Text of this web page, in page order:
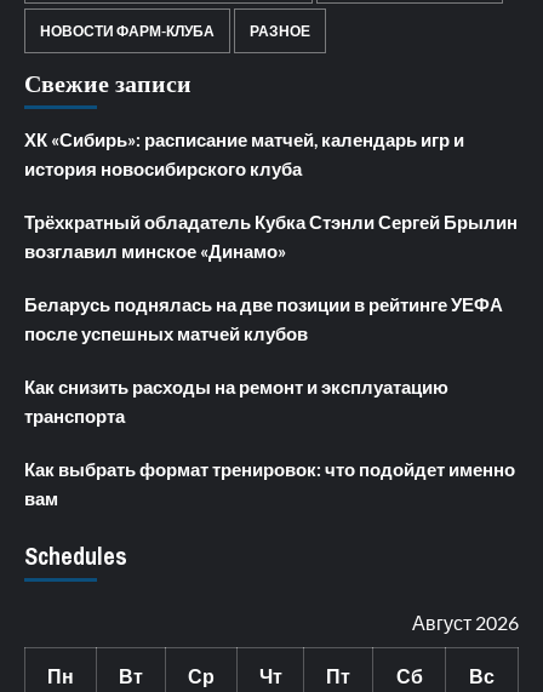
НОВОСТИ ФАРМ-КЛУБА РАЗНОЕ
Свежие записи
ХК «Сибирь»: расписание матчей, календарь игр и
история новосибирского клуба
Трёхкратный обладатель Кубка Стэнли Сергей Брылин
возглавил минское «Динамо»
Беларусь поднялась на две позиции в рейтинге УЕФА
после успешных матчей клубов
Как снизить расходы на ремонт и эксплуатацию
транспорта
Как выбрать формат тренировок: что подойдет именно
вам
Schedules
Август 2026
Пн Вт Ср Чт Пт Сб Вс